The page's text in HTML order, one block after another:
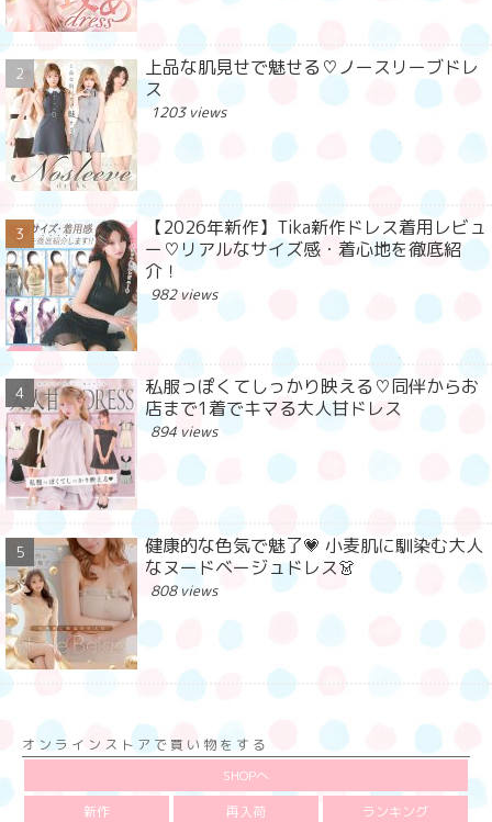
上品な肌見せで魅せる♡ノースリーブドレ
ス
1203 views
【2026年新作】Tika新作ドレス着用レビュ
ー♡リアルなサイズ感・着心地を徹底紹
介！
982 views
私服っぽくてしっかり映える♡同伴からお
店まで1着でキマる大人甘ドレス
894 views
健康的な色気で魅了💗 小麦肌に馴染む大人
なヌードベージュドレス👗
808 views
オンラインストアで買い物をする
SHOPへ
新作
再入荷 ランキング